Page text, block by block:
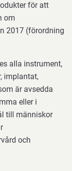
för att
om
2017 (förordning
alla instrument,
implantat,
är avsedda
eller i
till människor
och